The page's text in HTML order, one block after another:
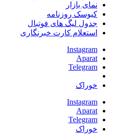
نمای بازار
کیوسک روزنامه
جدول لیگ های فوتبال
استعلام کارت خبرنگاری
Instagram
Aparat
Telegram
خوراک
Instagram
Aparat
Telegram
خوراک